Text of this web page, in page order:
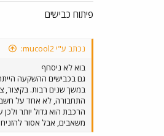
פיתוח כבישים
נכתב ע"י mucool2:
בוא לא ניסחף
גם בכבישים ההשקעה
במשך שנים רבות.
התחבורה, לא אחד על
הרכבת הוא גדול יותר
משאבים, אבל אסור